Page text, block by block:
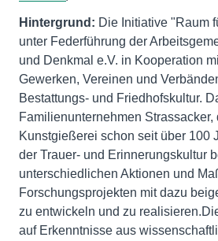
Hintergrund: Die Initiative "Raum
unter Federführung der
und Denkmal e.V. in Kooperation
Gewerken, Vereinen und
Bestattungs- und Friedhofskultur.
Familienunternehmen Strassacker,
Kunstgießerei schon seit über 100
der Trauer- und Erinnerungskultur
unterschiedlichen Aktionen und
Forschungsprojekten mit dazu
zu entwickeln und zu
auf Erkenntnisse aus